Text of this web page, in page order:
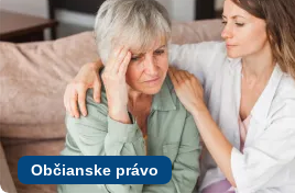
Občianske právo